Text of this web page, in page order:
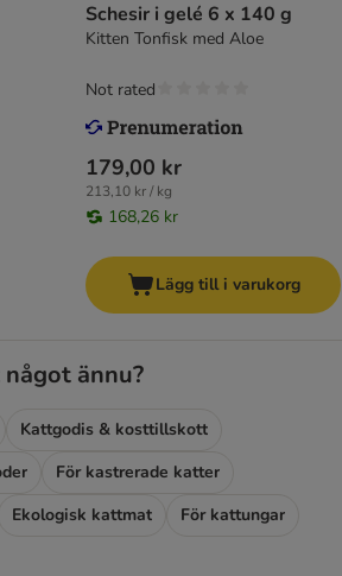
Schesir i gelé 6 x 140 g
Kitten Tonfisk med Aloe
179,00 kr
213,10 kr / kg
168,26 kr
Not rated
Lägg till i varukorg
ännu?
Kattgodis & kosttillskott
För kastrerade katter
Ekologisk kattmat
För kattungar